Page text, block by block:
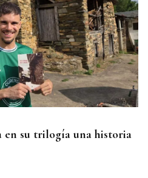
en su trilogía una historia